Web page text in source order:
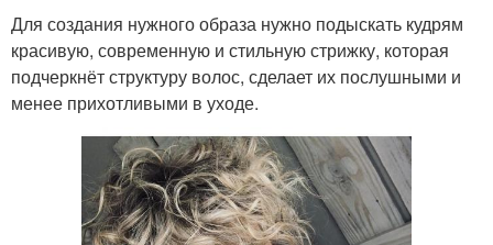
Для создания нужного образа нужно подыскать кудрям
красивую, современную и стильную стрижку, которая
подчеркнёт структуру волос, сделает их послушными и
менее прихотливыми в уходе.